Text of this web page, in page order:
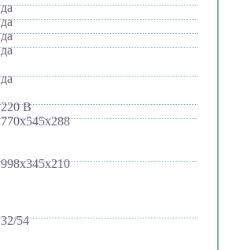
да
да
да
да
да
220 В
770х545х288
998х345х210
32/54